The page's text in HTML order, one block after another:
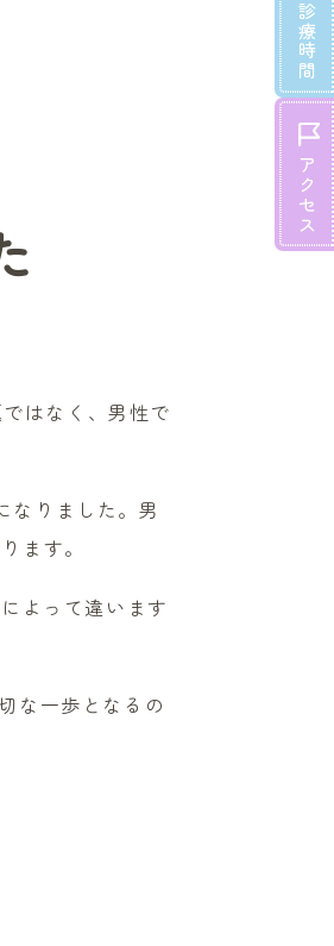
はなく、男性で
なりました。男
ます。
よって違います
な一歩となるの
診療時間
アクセス